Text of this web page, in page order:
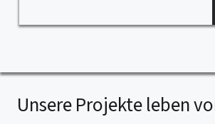
Unsere Projekte leben